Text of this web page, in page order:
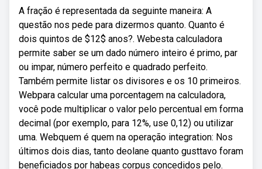
A fração é representada da seguinte maneira: A
questão nos pede para dizermos quanto. Quanto é
dois quintos de $12$ anos?. Webesta calculadora
permite saber se um dado número inteiro é primo, par
ou impar, número perfeito e quadrado perfeito.
Também permite listar os divisores e os 10 primeiros.
Webpara calcular uma porcentagem na calculadora,
você pode multiplicar o valor pelo percentual em forma
decimal (por exemplo, para 12%, use 0,12) ou utilizar
uma. Webquem é quem na operação integration: Nos
últimos dois dias, tanto deolane quanto gusttavo foram
beneficiados por habeas corpus concedidos pelo.